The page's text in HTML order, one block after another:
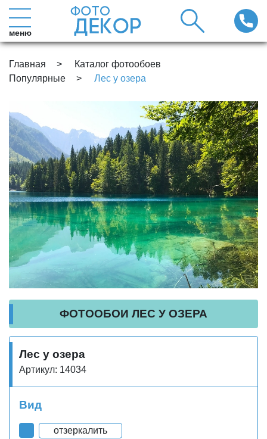
меню
Главная
Каталог фотообоев
Популярные
Лес у озера
ФОТООБОИ ЛЕС У ОЗЕРА
Лес у озера
Артикул: 14034
Вид
отзеркалить